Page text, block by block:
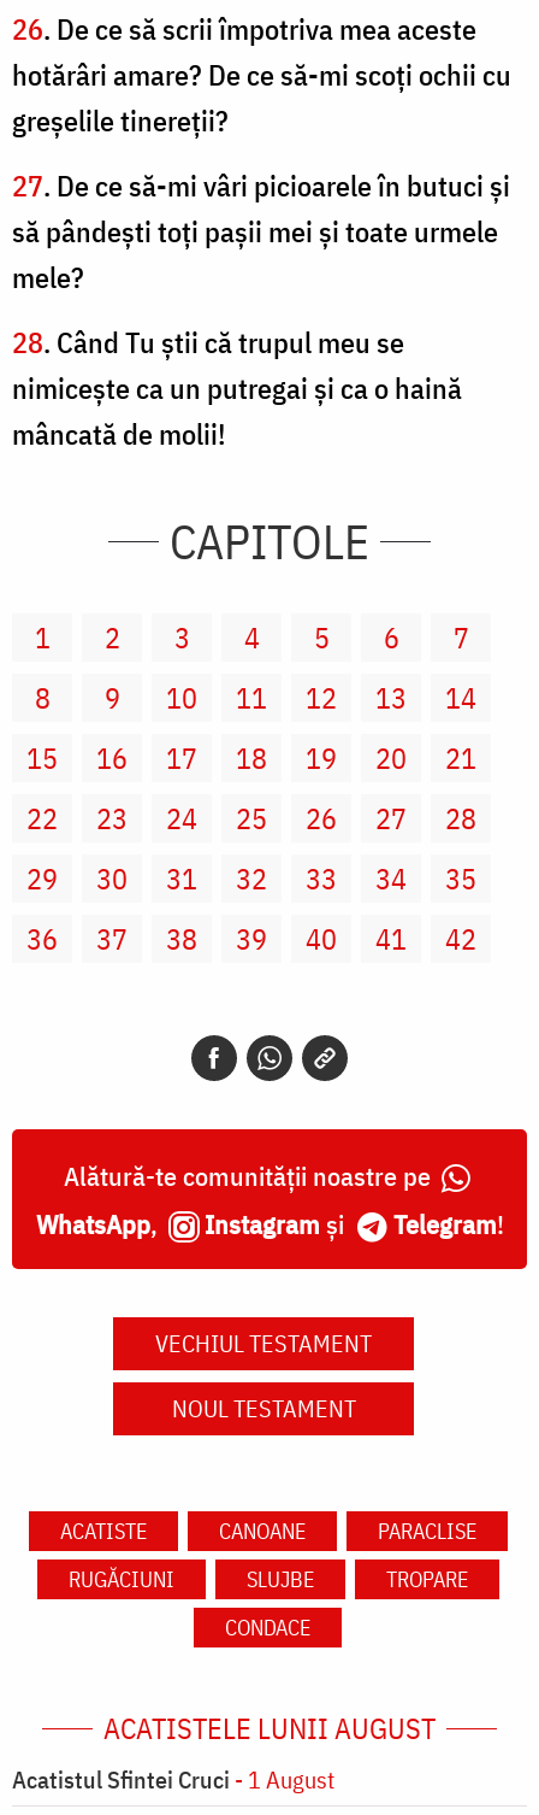
26. De ce să scrii împotriva mea aceste
hotărâri amare? De ce să-mi scoţi ochii cu
greşelile tinereţii?
27. De ce să-mi vâri picioarele în butuci şi
să pândeşti toţi paşii mei şi toate urmele
mele?
28. Când Tu ştii că trupul meu se
nimiceşte ca un putregai şi ca o haină
mâncată de molii!
CAPITOLE
1 2 3 4 5 6
7
8
9 10 11 12 13
14
15
16 17 18 19 20
21
22
23 24 25 26 27
28
29
30 31 32 33 34
35
36
37 38 39 40 41 42
Alătură-te comunității noastre pe
WhatsApp, Instagram și Telegram!
VECHIUL TESTAMENT
NOUL TESTAMENT
ACATISTE CANOANE
PARACLISE
RUGĂCIUNI
SLUJBE
TROPARE
CONDACE
ACATISTELE LUNII AUGUST
Acatistul Sfintei Cruci - 1 August